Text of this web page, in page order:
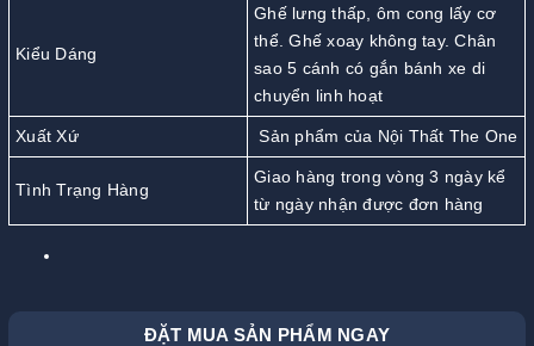
Kiểu Dáng
Ghế lưng thấp, ôm cong lấy cơ
thể. Ghế xoay không tay. Chân
sao 5 cánh có gắn bánh xe di
chuyển linh hoạt
Xuất Xứ Sản phẩm của Nội Thất The One
Tình Trạng Hàng
Giao hàng trong vòng 3 ngày kể
từ ngày nhận được đơn hàng
ĐẶT MUA SẢN PHẨM NGAY